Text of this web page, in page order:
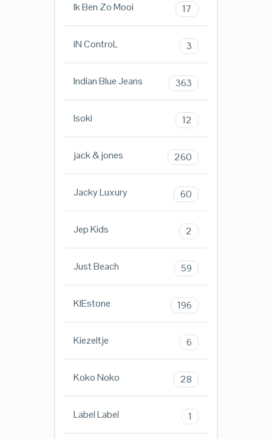
Ik Ben Zo Mooi 17
iN ControL 3
Indian Blue Jeans 363
Isoki 12
jack & jones 260
Jacky Luxury 60
Jep Kids 2
Just Beach 59
KIEstone 196
Kiezeltje 6
Koko Noko 28
Label Label 1